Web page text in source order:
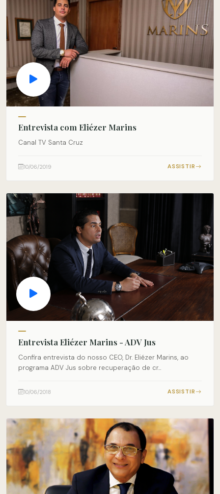
Entrevista com Eliézer Marins
Canal TV Santa Cruz
10/06/2019 ASSISTIR
Entrevista Eliézer Marins - ADV Jus
Confira entrevista do nosso CEO, Dr. Eliézer Marins, ao
programa ADV Jus sobre recuperação de cr...
10/06/2018 ASSISTIR